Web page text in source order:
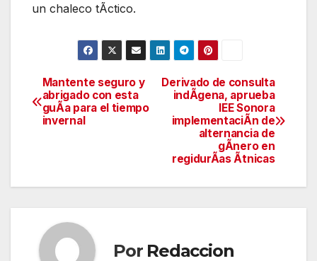
un chaleco tÃctico.
Navegación
de
Derivado de consulta
indÃgena, aprueba
IEE Sonora
implementaciÃn de
alternancia de
gÃnero en
regidurÃas Ãtnicas
Mantente seguro y
abrigado con esta
guÃa para el tiempo
invernal
Por Redaccion